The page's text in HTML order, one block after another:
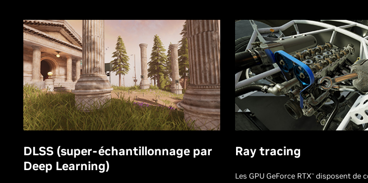
DLSS (super-échantillonnage par
Deep Learning)
Ray tracing
Les GPU GeForce RTX™disposent de